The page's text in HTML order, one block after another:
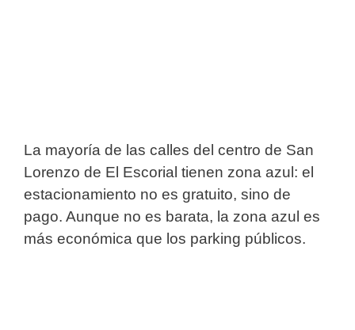
La mayoría de las calles del centro de San
Lorenzo de El Escorial tienen zona azul: el
estacionamiento no es gratuito, sino de
pago. Aunque no es barata, la zona azul es
más económica que los parking públicos.